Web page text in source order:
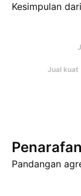
Kesimpulan
Jual kuat
Penarafan
Pandangan